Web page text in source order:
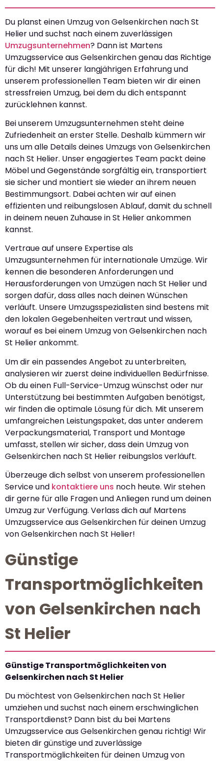
Du planst einen Umzug von Gelsenkirchen nach St
Helier und suchst nach einem zuverlässigen
Umzugsunternehmen? Dann ist Martens
Umzugsservice aus Gelsenkirchen genau das Richtige
für dich! Mit unserer langjährigen Erfahrung und
unserem professionellen Team bieten wir dir einen
stressfreien Umzug, bei dem du dich entspannt
zurücklehnen kannst.
Bei unserem Umzugsunternehmen steht deine
Zufriedenheit an erster Stelle. Deshalb kümmern wir
uns um alle Details deines Umzugs von Gelsenkirchen
nach St Helier. Unser engagiertes Team packt deine
Möbel und Gegenstände sorgfältig ein, transportiert
sie sicher und montiert sie wieder an ihrem neuen
Bestimmungsort. Dabei achten wir auf einen
effizienten und reibungslosen Ablauf, damit du schnell
in deinem neuen Zuhause in St Helier ankommen
kannst.
Vertraue auf unsere Expertise als
Umzugsunternehmen für internationale Umzüge. Wir
kennen die besonderen Anforderungen und
Herausforderungen von Umzügen nach St Helier und
sorgen dafür, dass alles nach deinen Wünschen
verläuft. Unsere Umzugsspezialisten sind bestens mit
den lokalen Gegebenheiten vertraut und wissen,
worauf es bei einem Umzug von Gelsenkirchen nach
St Helier ankommt.
Um dir ein passendes Angebot zu unterbreiten,
analysieren wir zuerst deine individuellen Bedürfnisse.
Ob du einen Full-Service-Umzug wünschst oder nur
Unterstützung bei bestimmten Aufgaben benötigst,
wir finden die optimale Lösung für dich. Mit unserem
umfangreichen Leistungspaket, das unter anderem
Verpackungsmaterial, Transport und Montage
umfasst, stellen wir sicher, dass dein Umzug von
Gelsenkirchen nach St Helier reibungslos verläuft.
Überzeuge dich selbst von unserem professionellen
Service und kontaktiere uns noch heute. Wir stehen
dir gerne für alle Fragen und Anliegen rund um deinen
Umzug zur Verfügung. Verlass dich auf Martens
Umzugsservice aus Gelsenkirchen für deinen Umzug
von Gelsenkirchen nach St Helier!
Günstige
Transportmöglichkeiten
von Gelsenkirchen nach
St Helier
Günstige Transportmöglichkeiten von
Gelsenkirchen nach St Helier
Du möchtest von Gelsenkirchen nach St Helier
umziehen und suchst nach einem erschwinglichen
Transportdienst? Dann bist du bei Martens
Umzugsservice aus Gelsenkirchen genau richtig! Wir
bieten dir günstige und zuverlässige
Transportmöglichkeiten für deinen Umzug von